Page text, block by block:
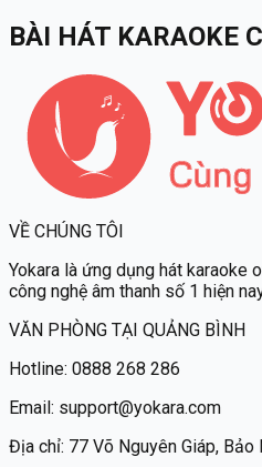
BÀI HÁT KARAOKE
VỀ CHÚNG TÔI
Yokara là ứng dụng hát karaoke
công nghệ âm thanh số 1 hiện
VĂN PHÒNG TẠI QUẢNG BÌNH
Hotline: 0888 268 286
Email: support@yokara.com
Địa chỉ: 77 Võ Nguyên Giáp,